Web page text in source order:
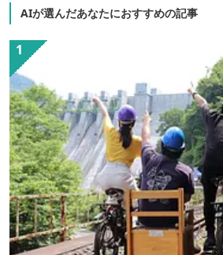
AIが選んだあなたにおすすめの記事